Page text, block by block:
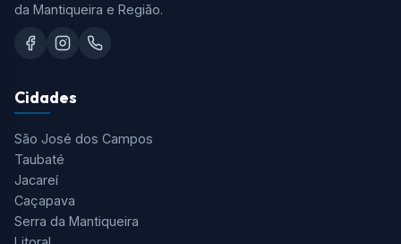
da Mantiqueira e Região.
Cidades
São José dos Campos
Taubaté
Jacareí
Caçapava
Serra da Mantiqueira